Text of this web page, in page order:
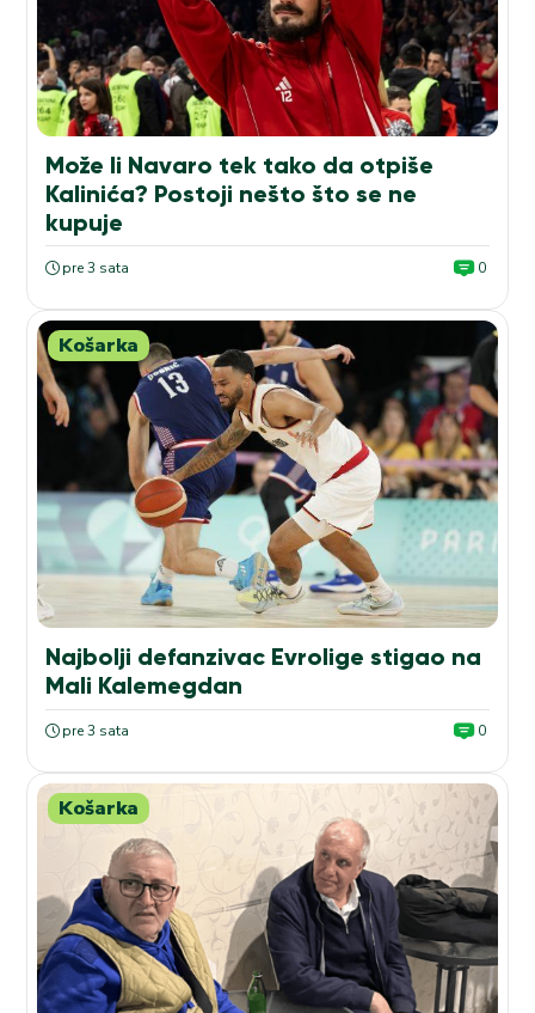
Može li Navaro tek tako da otpiše
Kalinića? Postoji nešto što se ne
kupuje
pre 3 sata 0
Košarka
Najbolji defanzivac Evrolige stigao na
Mali Kalemegdan
pre 3 sata 0
Košarka